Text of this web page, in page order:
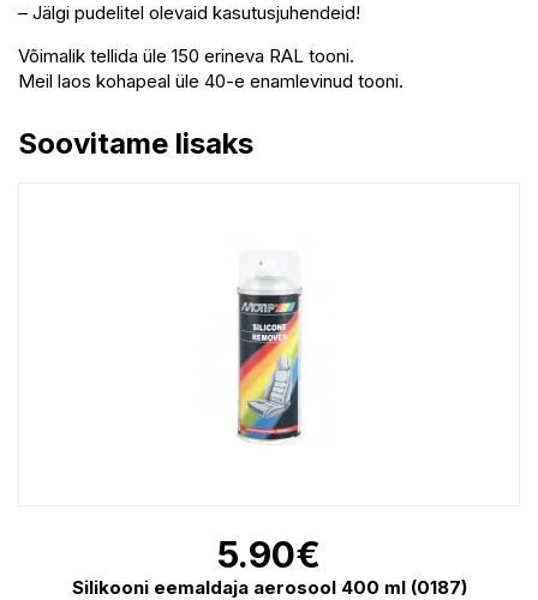
– Jälgi pudelitel olevaid kasutusjuhendeid!
Võimalik tellida üle 150 erineva RAL tooni.
Meil laos kohapeal üle 40-e enamlevinud tooni.
Soovitame lisaks
5.90€
Silikooni eemaldaja aerosool 400 ml (0187)